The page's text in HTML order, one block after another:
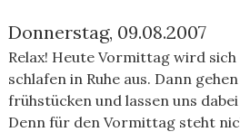
Donnerstag, 09.08.2007
Relax! Heute Vormittag wird
schlafen in Ruhe aus. Dann
frühstücken und lassen uns
Denn für den Vormittag steht